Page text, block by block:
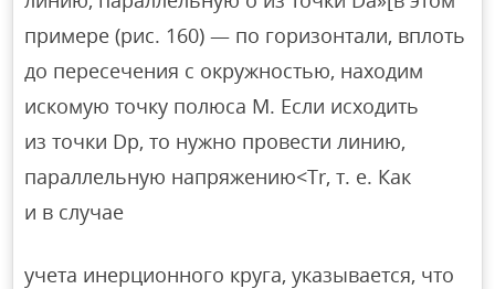
примере (рис. 160) — по горизонтали, вплоть
до пересечения с окружностью, находим
искомую точку полюса M. Если исходить
из точки Dp, то нужно провести линию,
параллельную напряжению<Tr, т. е. Как
и в случае
учета инерционного круга, указывается, что